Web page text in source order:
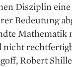
Disziplin
Bedeutung
Robert